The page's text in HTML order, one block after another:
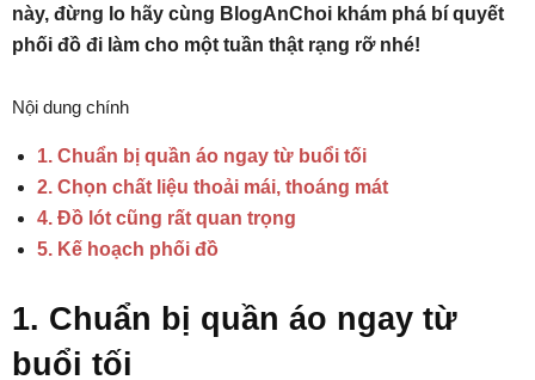
này, đừng lo hãy cùng BlogAnChoi khám phá bí quyết
phối đồ đi làm cho một tuần thật rạng rỡ nhé!
Nội dung chính
1. Chuẩn bị quần áo ngay từ buổi tối
2. Chọn chất liệu thoải mái, thoáng mát
4. Đồ lót cũng rất quan trọng
5. Kế hoạch phối đồ
1. Chuẩn bị quần áo ngay từ
buổi tối